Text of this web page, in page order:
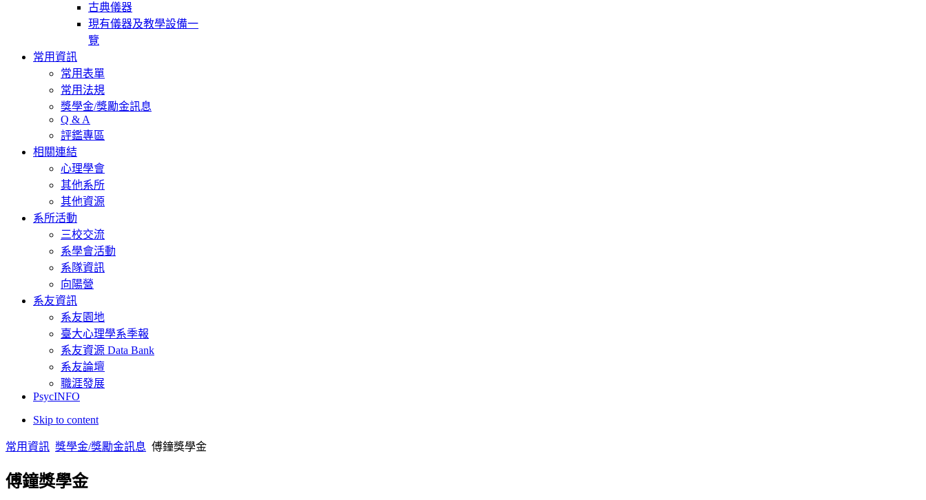
古典儀器
現有儀器及教學設備一
覽
常用資訊
常用表單
常用法規
獎學金/獎勵金訊息
Q & A
評鑑專區
相關連結
心理學會
其他系所
其他資源
系所活動
三校交流
系學會活動
系隊資訊
向陽營
系友資訊
系友園地
臺大心理學系季報
系友資源 Data Bank
系友論壇
職涯發展
PsycINFO
Skip to content
常用資訊 獎學金/獎勵金訊息 傅鐘獎學金
傅鐘獎學金